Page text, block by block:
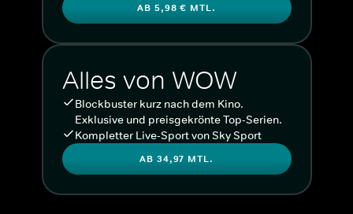
AB 5,98 € MTL.
Alles von WOW
Blockbuster kurz nach dem Kino.
Exklusive und preisgekrönte Top-Serien.
Kompletter Live-Sport von Sky Sport
AB 34,97 MTL.